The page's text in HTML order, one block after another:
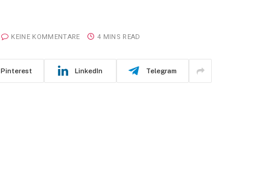
KEINE KOMMENTARE 4 MINS READ
Pinterest LinkedIn Telegram